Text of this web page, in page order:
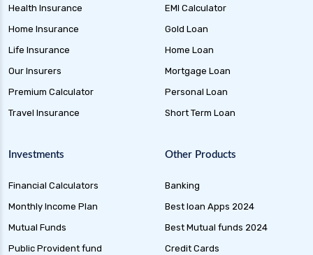
Health Insurance
Home Insurance
Life Insurance
Our Insurers
Premium Calculator
Travel Insurance
EMI Calculator
Gold Loan
Home Loan
Mortgage Loan
Personal Loan
Short Term Loan
Investments
Financial Calculators
Monthly Income Plan
Mutual Funds
Public Provident fund
Other Products
Banking
Best loan Apps 2024
Best Mutual funds 2024
Credit Cards